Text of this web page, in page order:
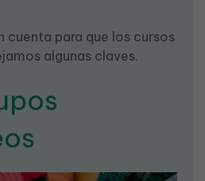
cuenta para que los cursos
algunas claves.